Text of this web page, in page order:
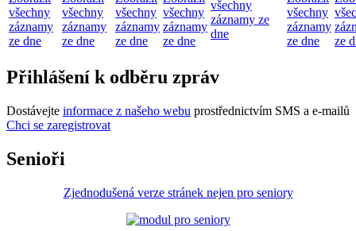
všechny
záznamy
ze dne
všechny
záznamy
ze dne
všechny
záznamy
ze dne
všechny
záznamy
ze dne
všechny
záznamy ze
dne
všechny
záznamy
ze dne
ze
Přihlášení k odběru zpráv
Dostávejte informace z našeho webu prostřednictvím SMS a e-mailů
Chci se zaregistrovat
Senioři
Zjednodušená verze stránek nejen pro seniory